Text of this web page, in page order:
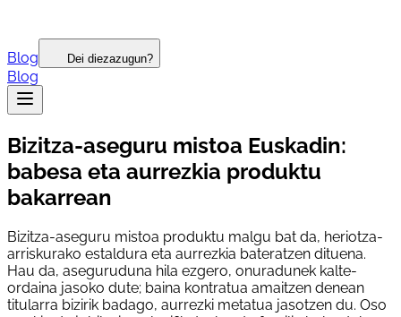
Blog Dei diezazugun?
Blog
Bizitza-aseguru mistoa Euskadin:
babesa eta aurrezkia produktu
bakarrean
Bizitza-aseguru mistoa produktu malgu bat da, heriotza-
arriskurako estaldura eta aurrezkia bateratzen dituena.
Hau da, aseguruduna hila ezgero, onuradunek kalte-
ordaina jasoko dute; baina kontratua amaitzen denean
titularra bizirik badago, aurrezki metatua jasotzen du. Oso